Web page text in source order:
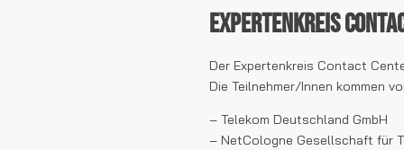
Expertenkreis
Der Expertenkreis Contact
Die Teilnehmer/Innen kommen
– Telekom Deutschland GmbH
– NetCologne Gesellschaft für